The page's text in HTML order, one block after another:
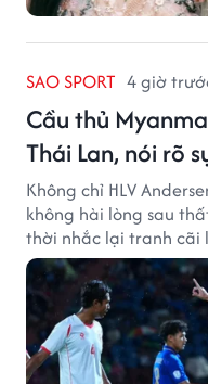
SAO SPORT 4 giờ
Cầu thủ
Thái Lan, nói rõ
Không chỉ HLV
không hài lòng sau
thời nhắc lại tranh cãi
Ohashi.